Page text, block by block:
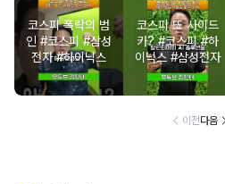
코스피 폭락의 범
인 #코스피 #삼성
전자 #하이닉스
코스피 또 사이드
카? #코스피 #하
이닉스 #삼성전자
이전다음